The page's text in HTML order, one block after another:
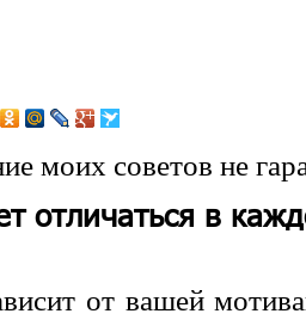
моих советов не
отличаться в
от вашей